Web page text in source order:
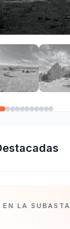
EN LA SUBASTA